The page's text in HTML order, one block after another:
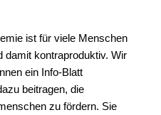
ist für viele Menschen
damit kontraproduktiv. Wir
ein Info-Blatt
beitragen, die
zu fördern. Sie